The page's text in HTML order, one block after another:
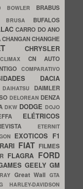
BOWLER BRABUS
BRUSA BUFALOS
CARRO DO ANO
CHANGANCHANGHE
CHRYSLER
CLIMAX CN AUTO
COMPARATIVO
DACIA
DAIHATSU DAIMLER
DELOREAN DENZA
DKW DODGE DOJO
ELÉTRICOS
ETERNIT
EXOTICOS F1
FIAT FILMES
FLAGRA FORD
GEELYGM
Great WallGTA
HARLEY-DAVIDSON